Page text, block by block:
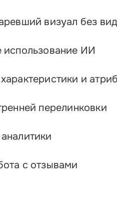
визуал без
использование ИИ
и
перелинковки
с отзывами